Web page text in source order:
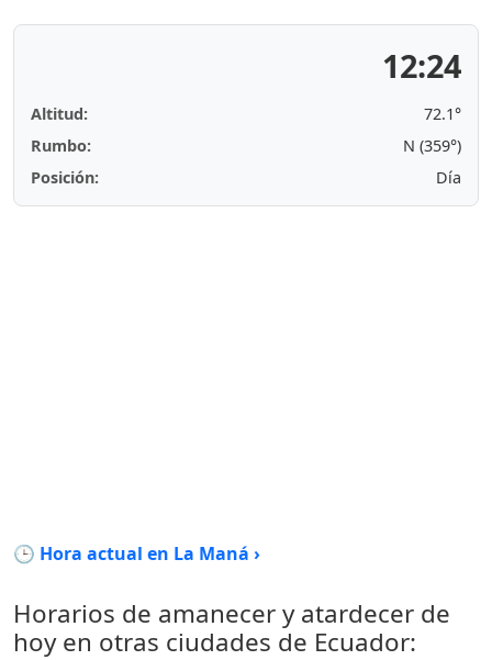
12:24
Altitud:
72.1°
Rumbo:
N (359°)
Posición:
Día
🕒 Hora actual en La Maná ›
Horarios de amanecer y atardecer de
hoy en otras ciudades de Ecuador: